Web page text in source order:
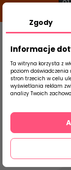
01
Strona
Zgody
Informacje
Ta witryna korzysta z
poziom doświadczenia
stron trzecich w celu
wyświetlania reklam
analizy Twoich